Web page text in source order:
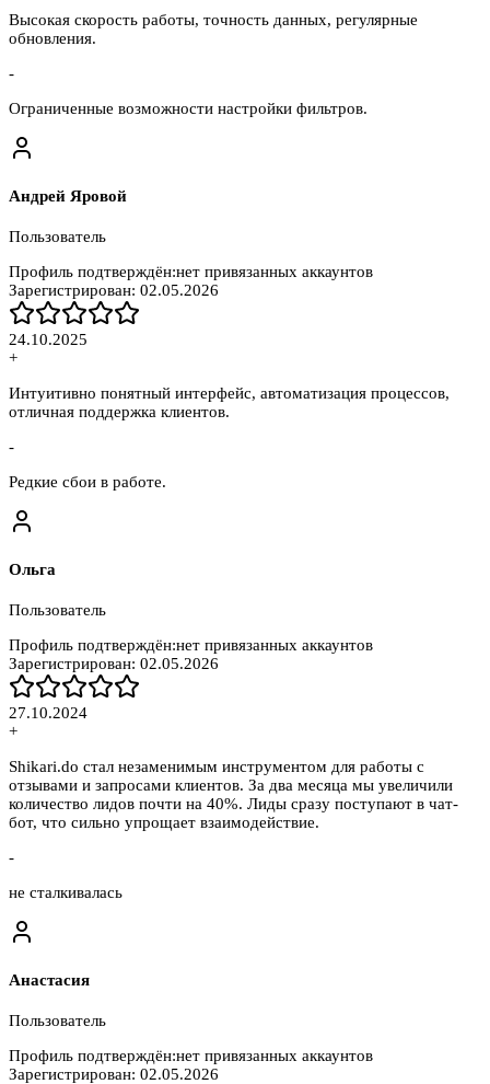
Высокая скорость работы, точность данных, регулярные
обновления.
-
Ограниченные возможности настройки фильтров.
Андрей Яровой
Пользователь
Профиль подтверждён:нет привязанных аккаунтов
Зарегистрирован: 02.05.2026
24.10.2025
+
Интуитивно понятный интерфейс, автоматизация процессов,
отличная поддержка клиентов.
-
Редкие сбои в работе.
Ольга
Пользователь
Профиль подтверждён:нет привязанных аккаунтов
Зарегистрирован: 02.05.2026
27.10.2024
+
Shikari.do стал незаменимым инструментом для работы с
отзывами и запросами клиентов. За два месяца мы увеличили
количество лидов почти на 40%. Лиды сразу поступают в чат-
бот, что сильно упрощает взаимодействие.
-
не сталкивалась
Анастасия
Пользователь
Профиль подтверждён:нет привязанных аккаунтов
Зарегистрирован: 02.05.2026